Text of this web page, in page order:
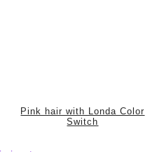
Pink hair with Londa Color
Switch